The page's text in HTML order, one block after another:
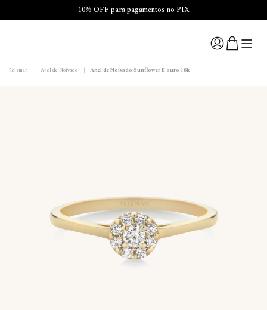
10% OFF para pagamentos no PIX
Reisman | Anel de Noivado | Anel de Noivado Sunflower II ouro 18k